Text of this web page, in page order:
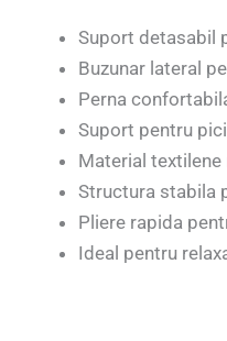
Suport detasabil
Buzunar lateral
Perna
Suport pentru
Material textilene
Structura stabila
Pliere rapida
Ideal pentru